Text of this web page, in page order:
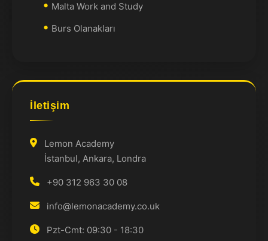
Malta Work and Study
Burs Olanakları
İletişim
Lemon Academy
İstanbul, Ankara, Londra
+90 312 963 30 08
info@lemonacademy.co.uk
Pzt-Cmt: 09:30 - 18:30